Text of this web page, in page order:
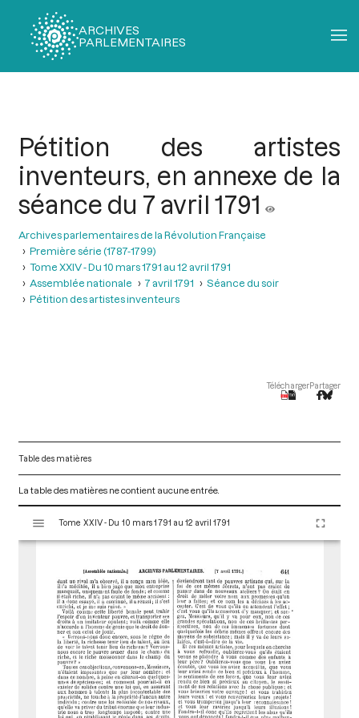
ARCHIVES
PARLEMENTAIRES
Pétition des artistes
inventeurs, en annexe de la
séance du 7 avril 1791
Archives parlementaires de la Révolution Française
Première série (1787-1799)
Tome XXIV - Du 10 mars 1791 au 12 avril 1791
Assemblée nationale
7 avril 1791
Séance du soir
Pétition des artistes inventeurs
TéléchargerPartager
Table des matières
La table des matières ne contient aucune entrée.
s
Tome XXIV - Du 10 mars 1791 au 12 avril 1791